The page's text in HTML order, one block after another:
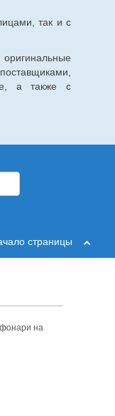
так и с
а также с
страницы
фонари на